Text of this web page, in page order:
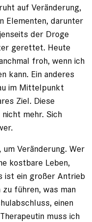
auf Veränderung,
Elementen, darunter
der Droge
gerettet. Heute
froh, wenn ich
kann. Ein anderes
im Mittelpunkt
Ziel. Diese
mehr. Sich
Veränderung. Wer
kostbare Leben,
ist ein großer Antrieb
führen, was man
einen
muss ich